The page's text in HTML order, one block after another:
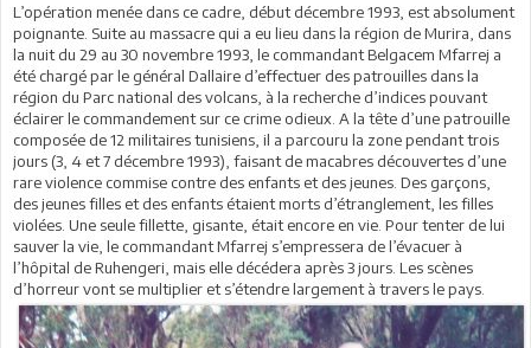
L’opération menée dans ce cadre, début décembre 1993, est absolument
poignante. Suite au massacre qui a eu lieu dans la région de Murira, dans
la nuit du 29 au 30 novembre 1993, le commandant Belgacem Mfarrej a
été chargé par le général Dallaire d’effectuer des patrouilles dans la
région du Parc national des volcans, à la recherche d’indices pouvant
éclairer le commandement sur ce crime odieux. A la tête d’une patrouille
composée de 12 militaires tunisiens, il a parcouru la zone pendant trois
jours (3, 4 et 7 décembre 1993), faisant de macabres découvertes d’une
rare violence commise contre des enfants et des jeunes. Des garçons,
des jeunes filles et des enfants étaient morts d’étranglement, les filles
violées. Une seule fillette, gisante, était encore en vie. Pour tenter de lui
sauver la vie, le commandant Mfarrej s’empressera de l’évacuer à
l’hôpital de Ruhengeri, mais elle décédera après 3 jours. Les scènes
d’horreur vont se multiplier et s’étendre largement à travers le pays.